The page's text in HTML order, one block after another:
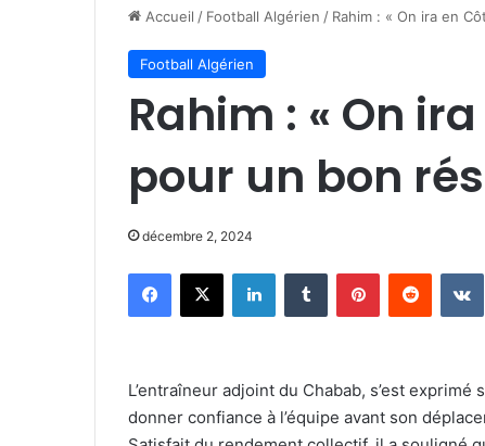
Accueil / Football Algérien / Rahim : « On ira en
Football Algérien
Rahim : « On
pour un bon
décembre 2, 2024
Facebook
X LinkedinTumblr PinterestReddit
L’entraîneur adjoint du Chabab, s’est
donner confiance à l’équipe avant son